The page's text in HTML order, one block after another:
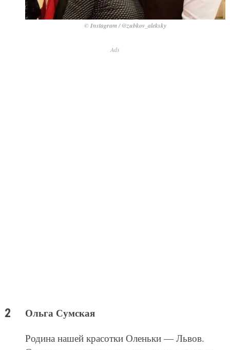
© Instagram / @zubkov_aleksky
Ads
Ольга Сумская
Родина нашей красотки Оленьки — Львов.